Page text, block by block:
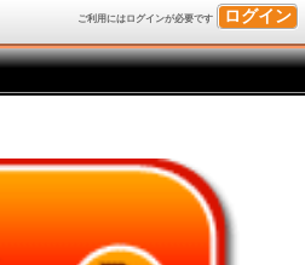
ログイン
ご利用にはログインが必要です